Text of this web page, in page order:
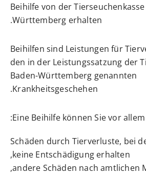
Beihilfe von der
Württemberg erhalten.
Beihilfen sind Leistungen für
den in der Leistungssatzung der
Baden-Württemberg genannten
Krankheitsgeschehen.
Eine Beihilfe können Sie vor
Schäden durch Tierverluste, bei
keine Entschädigung erhalten,
andere Schäden nach amtlichen